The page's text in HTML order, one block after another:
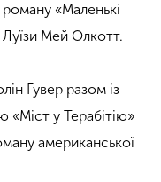
«Маленькі
Мей Олкотт.
Гувер разом із
у Терабітію»
американської